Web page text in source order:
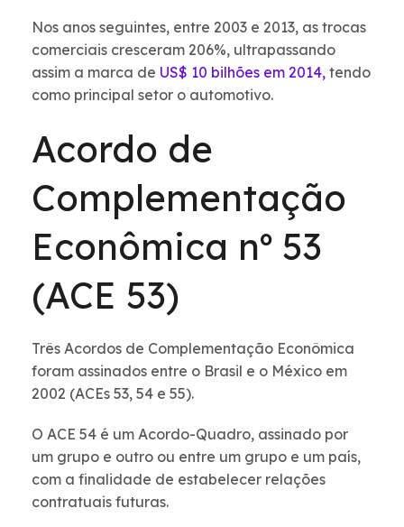
Nos anos seguintes, entre 2003 e 2013, as trocas
comerciais cresceram 206%, ultrapassando
assim a marca de US$ 10 bilhões em 2014, tendo
como principal setor o automotivo.
Acordo de
Complementação
Econômica nº 53
(ACE 53)
Três Acordos de Complementação Econômica
foram assinados entre o Brasil e o México em
2002 (ACEs 53, 54 e 55).
O ACE 54 é um Acordo-Quadro, assinado por
um grupo e outro ou entre um grupo e um país,
com a finalidade de estabelecer relações
contratuais futuras.